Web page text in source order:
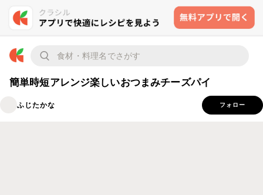
簡単時短アレンジ楽しいおつまみチーズパイ
ふじたかな フォロー